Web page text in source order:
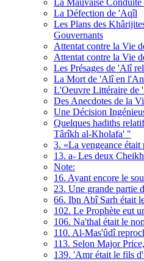
La Mauvaise
La Défection de 'Aqîl
Les Plans des
Gouvernants
Attentat contre la Vie
Attentat contre la Vie
Les Présages de 'Alî
La Mort de 'Alî en
L'Oeuvre Littéraire de
Des Anecdotes de la
Une Décision
Quelques hadiths
Târîkh al-Kholafa' "
3. «La vengeance
13. a- Les deux
Note:
16. Ayant encore le
23. Une grande partie
66. Ibn Abî Sarh était
102. Le Prophète eut
106. Na'thal était le
110. Al-Mas'ûdî
113. Selon Major
139. 'Amr était le fils